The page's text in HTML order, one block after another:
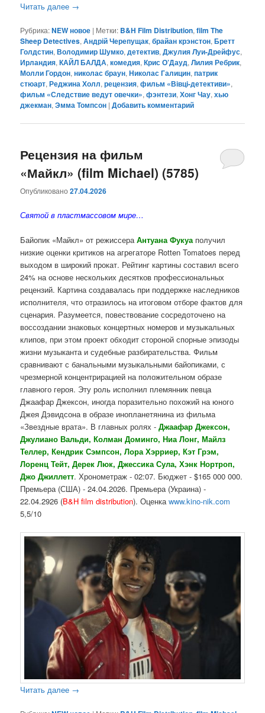
Читать далее →
Рубрика:NEW новое | Метки: B&H Film Distribution,film The
Sheep Detectives,Андрій Черепущак,брайан крэнстон,Бретт
Голдстин,Володимир Шумко,детектив,Джулия Луи-Дрейфус,
Ирландия,КАЙЛ БАЛДА,комедия,Крис О’Дауд,Лилия Ребрик,
Молли Гордон,николас браун,Николас Галицин,патрик
стюарт,Реджина Холл,рецензия,фильм «Вівці-детективи»,
фильм «Следствие ведут овечки»,фэнтези,Хонг Чау,хью
джекман,Эмма Томпсон |Добавить комментарий
Рецензия на фильм
«Майкл» (film Michael) (5785)
Опубликовано27.04.2026
Святой в пластмассовом мире…
Байопик «Майкл» от режиссераАнтуана Фукуаполучил
низкие оценки критиков на агрегаторе Rotten Tomatoes перед
выходом в широкий прокат. Рейтинг картины составил всего
24% на основе нескольких десятков профессиональных
рецензий. Картина создавалась при поддержке наследников
исполнителя, что отразилось на итоговом отборе фактов для
сценария. Разумеется, повествование сосредоточено на
воссоздании знаковых концертных номеров и музыкальных
клипов, при этом проект обходит стороной спорные эпизоды
жизни музыканта и судебные разбирательства. Фильм
сравнивают с банальными музыкальными байопиками, с
чрезмерной концентрирацией на положительном образе
главного героя. Эту роль исполнил племянник певца
Джаафар Джексон, иногда поразительно похожий на юного
Джея Дэвидсона в образе инопланетянина из фильма
«Звездные врата». В главных ролях -Джаафар Джексон,
Джулиано Вальди, Колман Доминго, Ниа Лонг, Майлз
Теллер, Кендрик Сэмпсон, Лора Хэрриер, Кэт Грэм,
Лоренц Тейт, Дерек Люк, Джессика Сула, Хэнк Нортроп,
Джо Джиллетт. Хронометраж - 02:07. Бюджет - $165 000 000.
Премьера (США) - 24.04.2026. Премьера (Украина) -
22.04.2926 (B&H film distribution). Оценкаwww.kino-nik.com
5,5/10
Читать далее →